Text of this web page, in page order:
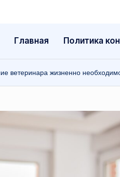
Главная Политика
ветеринара жизненно